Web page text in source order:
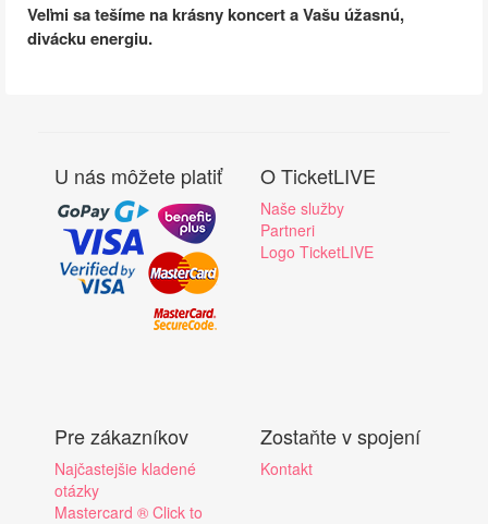
Veľmi sa tešíme na krásny koncert a Vašu úžasnú,
divácku energiu.
U nás môžete platiť O TicketLIVE
Naše služby
Partneri
Logo TicketLIVE
Pre zákazníkov
Najčastejšie kladené
otázky
Mastercard ® Click to
Zostaňte v spojení
Kontakt